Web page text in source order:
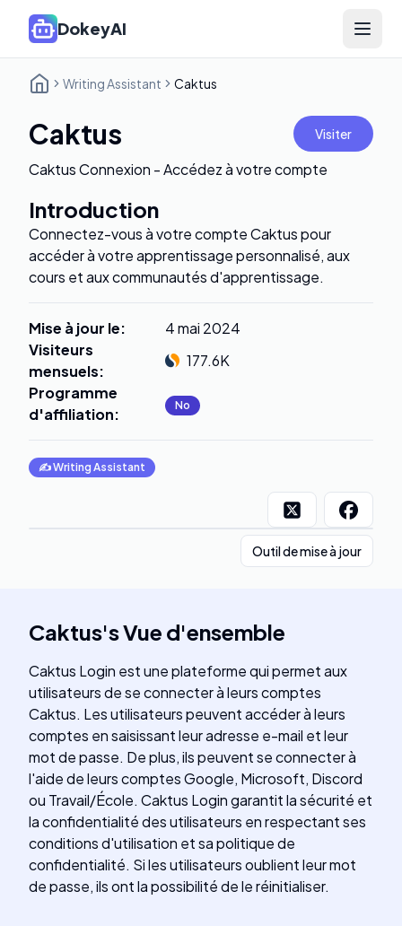
DokeyAI Open
Writing Assistant Caktus
Caktus Visiter
Caktus Connexion - Accédez à votre compte
Introduction
Connectez-vous à votre compte Caktus pour
accéder à votre apprentissage personnalisé, aux
cours et aux communautés d'apprentissage.
Mise à jour le:
4 mai 2024
Visiteurs
mensuels:
177.6K
Programme
d'affiliation: No
✍️Writing Assistant
Outil de mise à jour
Caktus'sVue d'ensemble
Caktus Login est une plateforme qui permet aux
utilisateurs de se connecter à leurs comptes
Caktus. Les utilisateurs peuvent accéder à leurs
comptes en saisissant leur adresse e-mail et leur
mot de passe. De plus, ils peuvent se connecter à
l'aide de leurs comptes Google, Microsoft, Discord
ou Travail/École. Caktus Login garantit la sécurité et
la confidentialité des utilisateurs en respectant ses
conditions d'utilisation et sa politique de
confidentialité. Si les utilisateurs oublient leur mot
de passe, ils ont la possibilité de le réinitialiser.